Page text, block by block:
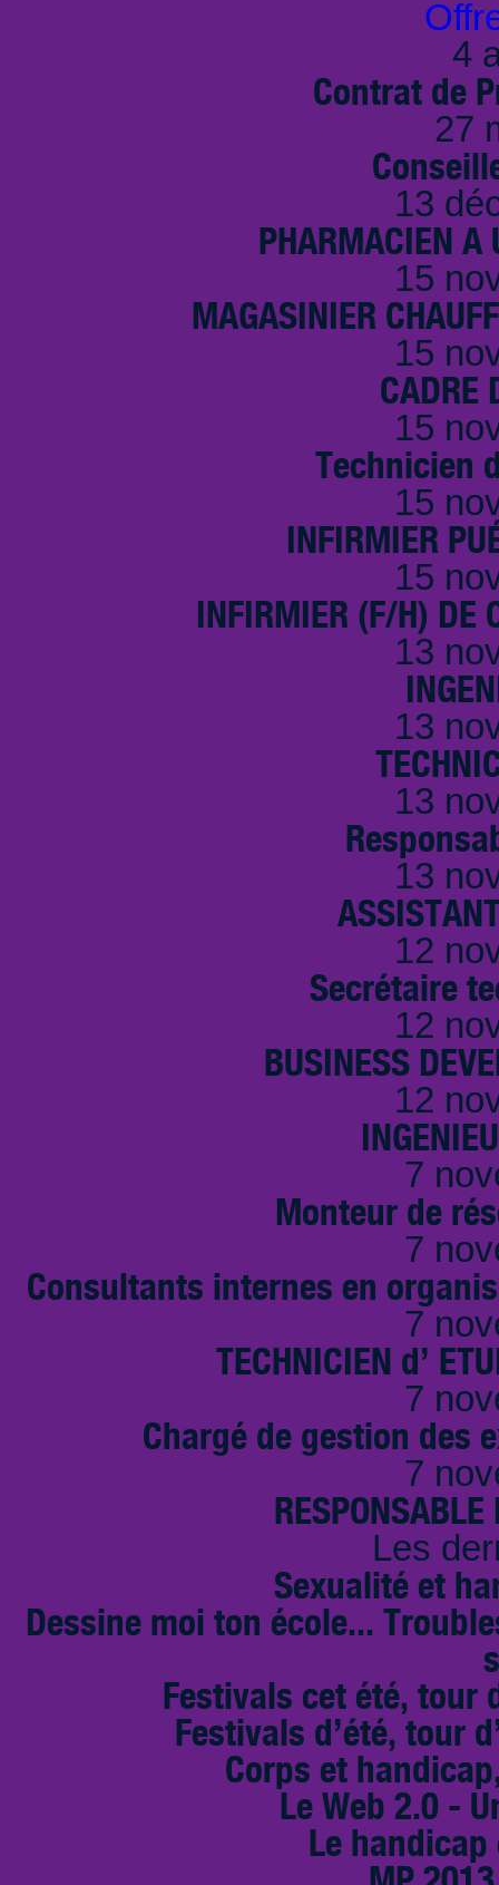
4
Contrat de
27
13
PHARMACIEN A
15
MAGASINIER
15
CADRE
15
Technicien
15
INFIRMIER
15
INFIRMIER (F/H) DE
13
13
13
13
12
Secrétaire
12
BUSINESS
12
7
Monteur de
7
Consultants internes en
7
TECHNICIEN d’
7
Chargé de gestion des
7
Les
Sexualité et
Dessine moi ton école...
Festivals cet été, tour
Festivals d’été, tour
Corps et
Le Web 2.0 -
Le